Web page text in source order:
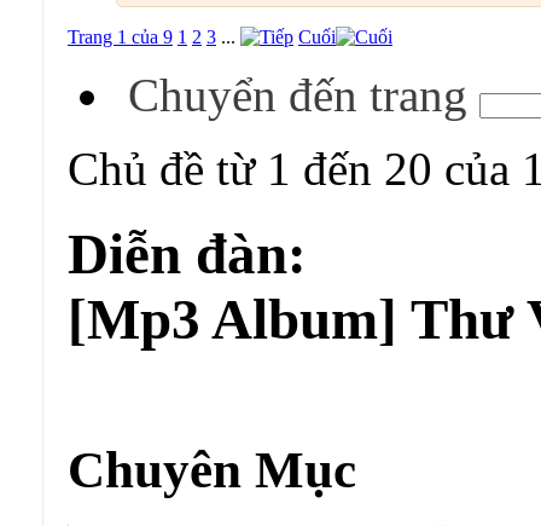
Trang 1 của 9 1 2 3 ... Cuối
Chuyển đến trang
Chủ đề từ 1 đến 20 của
Diễn đàn:
[Mp3 Album] Thư
Chuyên Mục